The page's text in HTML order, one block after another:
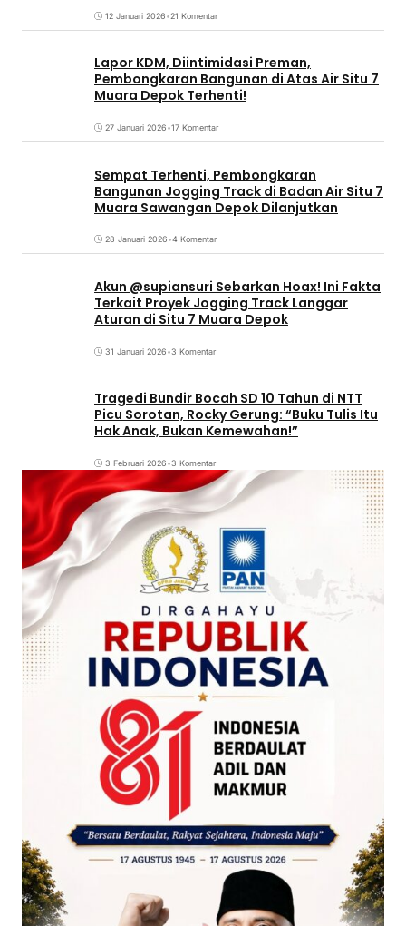
12 Januari 2026•21 Komentar
Lapor KDM, Diintimidasi Preman,
Pembongkaran Bangunan di Atas Air Situ 7
Muara Depok Terhenti!
27 Januari 2026•17 Komentar
Sempat Terhenti, Pembongkaran
Bangunan Jogging Track di Badan Air Situ 7
Muara Sawangan Depok Dilanjutkan
28 Januari 2026•4 Komentar
Akun @supiansuri Sebarkan Hoax! Ini Fakta
Terkait Proyek Jogging Track Langgar
Aturan di Situ 7 Muara Depok
31 Januari 2026•3 Komentar
Tragedi Bundir Bocah SD 10 Tahun di NTT
Picu Sorotan, Rocky Gerung: “Buku Tulis Itu
Hak Anak, Bukan Kemewahan!”
3 Februari 2026•3 Komentar